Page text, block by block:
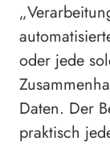
oder jede
Daten. Der
praktisch